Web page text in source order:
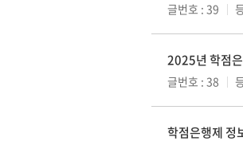
글번호 : 39
2025년 학점
글번호 : 38
학점은행제 정